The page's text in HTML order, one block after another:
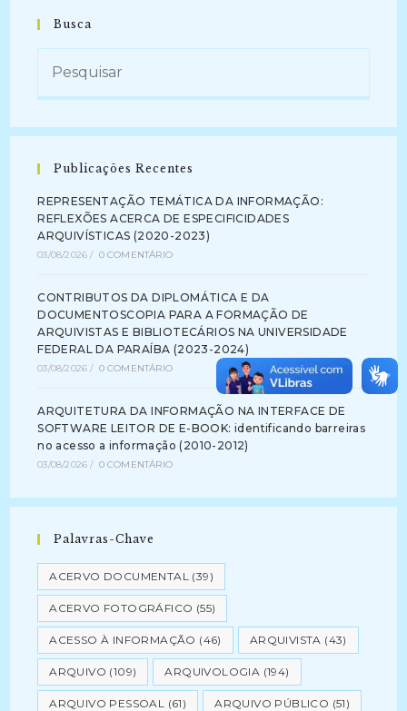
Busca
Publicações Recentes
REPRESENTAÇÃO TEMÁTICA DA INFORMAÇÃO:
REFLEXÕES ACERCA DE ESPECIFICIDADES
ARQUIVÍSTICAS (2020-2023)
03/08/2026 / 0 COMENTÁRIO
CONTRIBUTOS DA DIPLOMÁTICA E DA
DOCUMENTOSCOPIA PARA A FORMAÇÃO DE
ARQUIVISTAS E BIBLIOTECÁRIOS NA UNIVERSIDADE
FEDERAL DA PARAÍBA (2023-2024)
03/08/2026 / 0 COMENTÁRIO
ARQUITETURA DA INFORMAÇÃO NA INTERFACE DE
SOFTWARE LEITOR DE E-BOOK: identificando barreiras
no acesso a informação (2010-2012)
03/08/2026 / 0 COMENTÁRIO
Palavras-Chave
ACERVO DOCUMENTAL (39)
ACERVO FOTOGRÁFICO (55)
ACESSO À INFORMAÇÃO (46) ARQUIVISTA (43)
ARQUIVO (109) ARQUIVOLOGIA (194)
ARQUIVO PESSOAL (61) ARQUIVO PÚBLICO (51)